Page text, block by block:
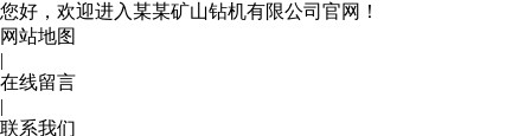
您好，欢迎进入某某矿山钻机有限公司官网！
网站地图
|
在线留言
|
联系我们